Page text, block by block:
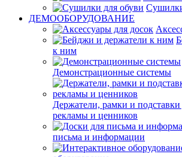
ДЕМООБОРУДОВАНИЕ
к ним
Демонстрационные системы
Держатели, рамки и
рекламы и ценников
письма и информации